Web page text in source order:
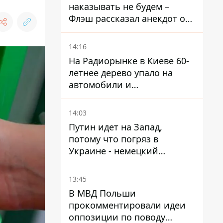
наказывать не будем –
Флэш рассказал анекдот о
незаменимой работе
связистов на фронте
14:16
На Радиорынке в Киеве 60-
летнее дерево упало на
автомобили и
травмировало человека -
подробности
14:03
Путин идет на Запад,
потому что погряз в
Украине - немецкий
политик высказался о
планах РФ
13:45
В МВД Польши
прокомментировали идеи
оппозиции по поводу